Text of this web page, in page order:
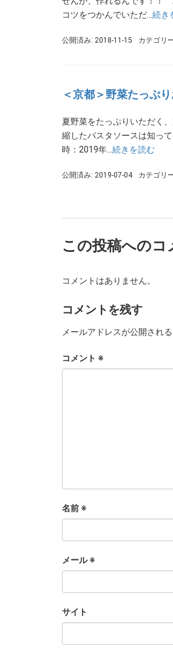
コツをつかんでいただ… 続き
公開済み: 2018-11-15 カテゴリ
＜京都＞野菜たっぷ
夏野菜をたっぷりいただく
縮したパスタソースは知っ
時：2019年… 続きを読む
公開済み: 2019-07-04 カテゴリ
この投稿へのコ
コメントはありません。
コメントを残す
メールアドレスが公開され
コメント ※
名前 ※
メール※
サイト